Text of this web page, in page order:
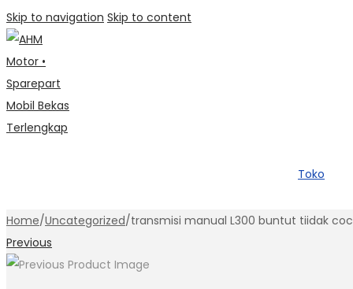
Skip to navigation Skip to content
Toko
Home/Uncategorized/transmisi manual L300 buntut tiidak
Previous